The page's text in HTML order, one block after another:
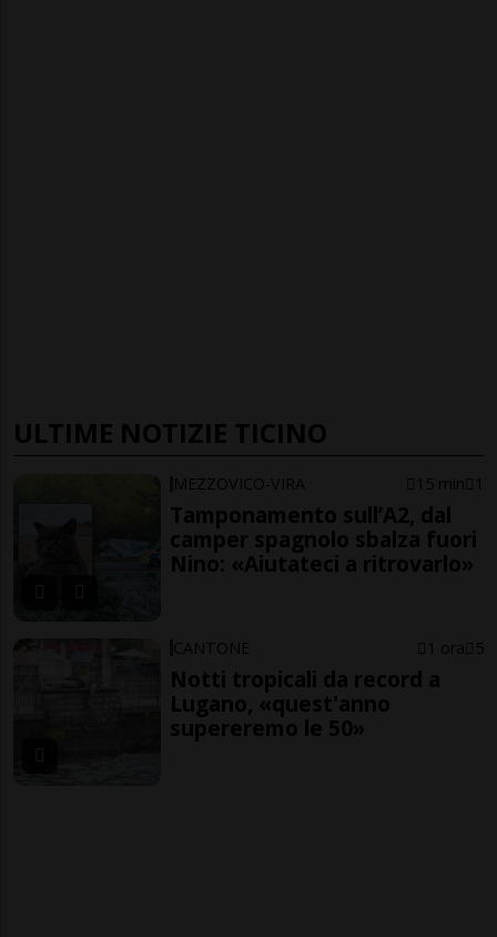
ULTIME NOTIZIE TICINO
MEZZOVICO-VIRA 15 min 1
Tamponamento sull’A2, dal
camper spagnolo sbalza fuori
Nino: «Aiutateci a ritrovarlo»
CANTONE 1 ora 5
Notti tropicali da record a
Lugano, «quest'anno
supereremo le 50»